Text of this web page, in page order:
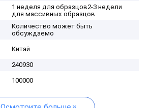
1 неделя для образцов2-3 недели
для массивных образцов
Количество может быть
обсуждаемо
Китай
240930
100000